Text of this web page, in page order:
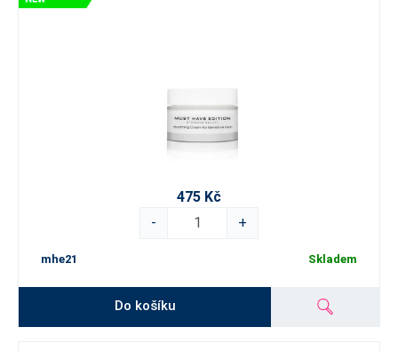
475 Kč
-
+
mhe21 Skladem
Do košíku